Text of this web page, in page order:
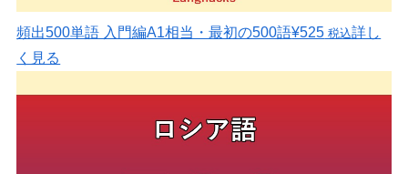
頻出500単語 入門編A1相当・最初の500語¥525 税込詳し
く見る